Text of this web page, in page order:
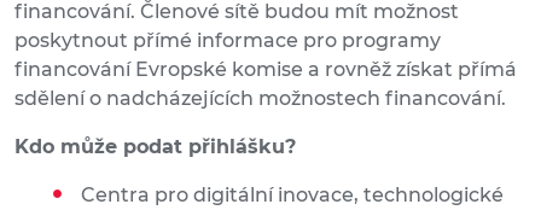
financování. Členové sítě budou mít možnost
poskytnout přímé informace pro programy
financování Evropské komise a rovněž získat přímá
sdělení o nadcházejících možnostech financování.
Kdo může podat přihlášku?
Centra pro digitální inovace, technologické